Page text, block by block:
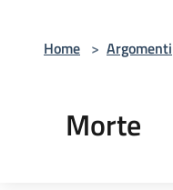
Home > Argomenti
Morte